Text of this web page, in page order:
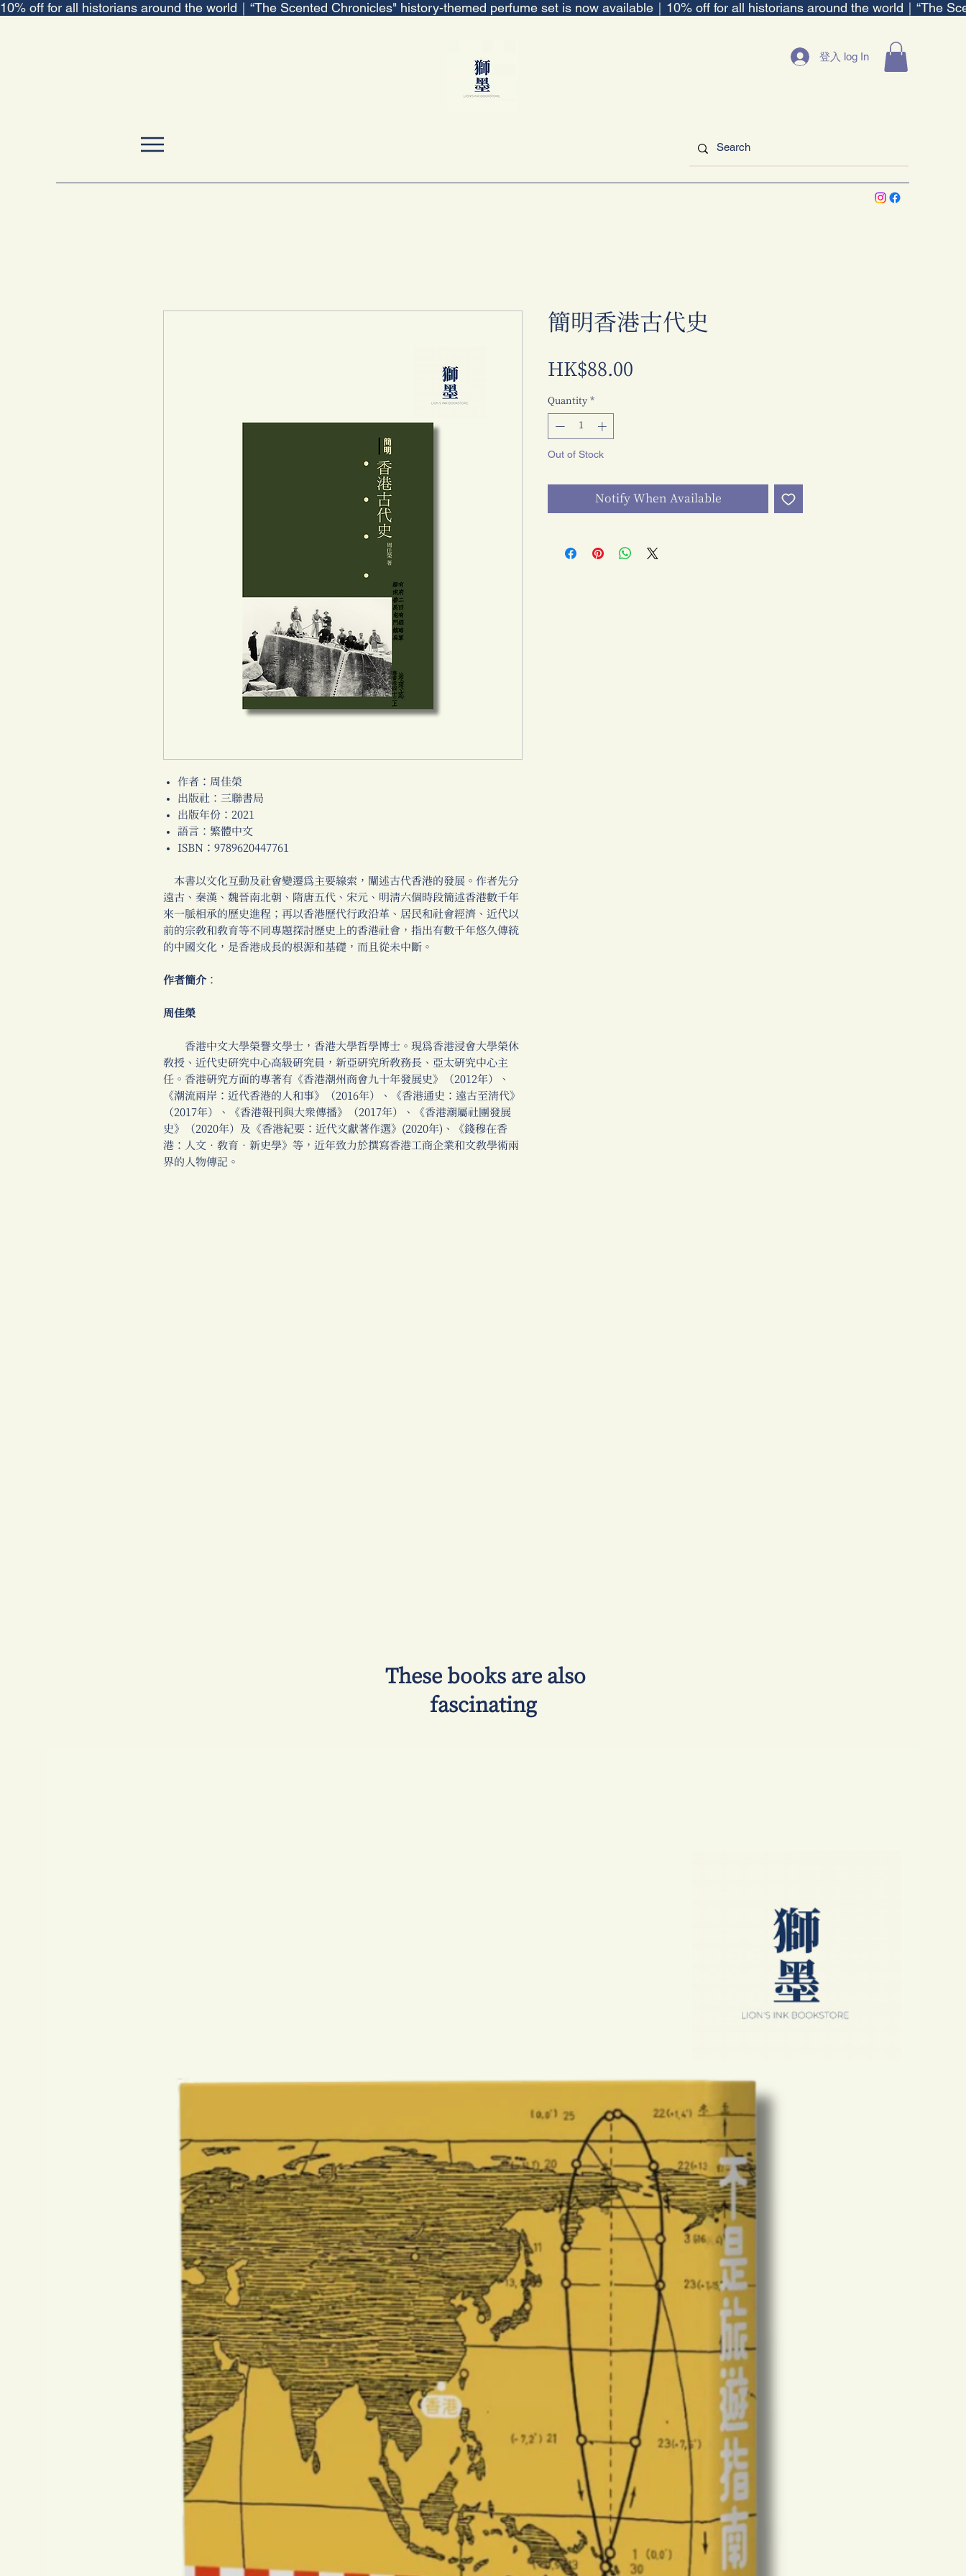
10% off for all historians around the world｜“The Scented Chronicles" history-themed perfume set is now available｜
登入 log In
作者：周佳榮
出版社：三聯書局
出版年份：2021
語言：繁體中文
ISBN：9789620447761
本書以文化互動及社會變遷為主要線索，闡述古代香港的發展。作者先分
遠古、秦漢、魏晉南北朝、隋唐五代、宋元、明清六個時段簡述香港數千年
來一脈相承的歷史進程；再以香港歷代行政沿革、居民和社會經濟、近代以
前的宗教和教育等不同專題探討歷史上的香港社會，指出有數千年悠久傳統
的中國文化，是香港成長的根源和基礎，而且從未中斷。
作者簡介：
周佳榮
香港中文大學榮譽文學士，香港大學哲學博士。現為香港浸會大學榮休
教授、近代史研究中心高級研究員，新亞研究所教務長、亞太研究中心主
任。香港研究方面的專著有《香港潮州商會九十年發展史》（2012年）、
《潮流兩岸：近代香港的人和事》（2016年）、《香港通史：遠古至清代》
（2017年）、《香港報刊與大眾傳播》（2017年）、《香港潮屬社團發展
史》（2020年）及《香港紀要：近代文獻著作選》(2020年)、《錢穆在香
港：人文‧教育‧新史學》等，近年致力於撰寫香港工商企業和文教學術兩
界的人物傳記。
簡明香港古代史
HK$88.00
Quantity *
Out of Stock
Notify When Available
​ These books are also
fascinating